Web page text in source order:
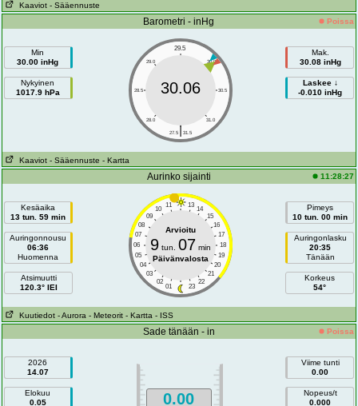
Kaaviot - Sääennuste
Barometri - inHg Poissa
Min
30.00 inHg
Nykyinen
1017.9 hPa
29.5
29.0 30.0
28.5 30.5
28.0 31.0
|
27.5 31.5
30.06
Mak.
30.08 inHg
Laskee ↓
-0.010 inHg
Kaaviot - Sääennuste - Kartta
Aurinko sijainti 11:28:27
Kesäaika
13 tun. 59 min
Auringonnousu
06:36
Huomenna
Atsimuutti
120.3° IEI
11 13
10
14
09
15
08
16
07
17
06
18
05
19
04
20
03
21
02
22
01 23
Arvioitu
9tun. 07 min
Päivänvalosta
Pimeys
10 tun. 00 min
Auringonlasku
20:35
Tänään
Korkeus
54°
Kuutiedot - Aurora - Meteorit - Kartta - ISS
Sade tänään - in Poissa
2026
14.07
Elokuu
0.05
0.00
Viime tunti
0.00
Nopeus/t
0.000